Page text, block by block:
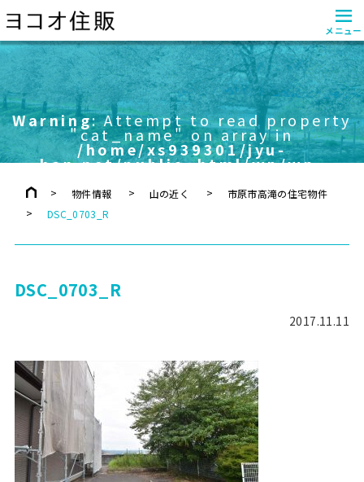
≡
メニュー
Warning: Attempt to read property
"cat_name" on array in
/home/xs939301/jyu-
han.net/public_html/wp/wp-
on line 757
物件情報 山の近く
市原市高滝の住宅物件
DSC_0703_R
DSC_0703_R
2017.11.11